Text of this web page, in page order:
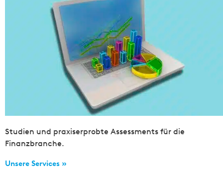
Studien und praxiserprobte Assessments für die
Finanzbranche.
Unsere Services »